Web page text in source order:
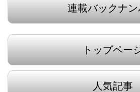
連載バックナン
トップペー
人気記事